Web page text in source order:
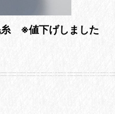
糸 ※値下げしました